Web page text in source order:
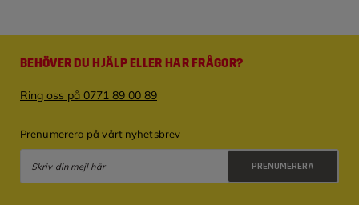
BEHÖVER DU HJÄLP ELLER HAR FRÅGOR?
Ring oss på 0771 89 00 89
Prenumerera på vårt nyhetsbrev
PRENUMERERA